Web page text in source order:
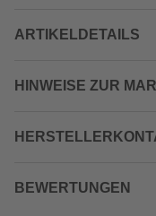
ARTIKELDETAILS
HINWEISE ZUR
BEWERTUNGEN